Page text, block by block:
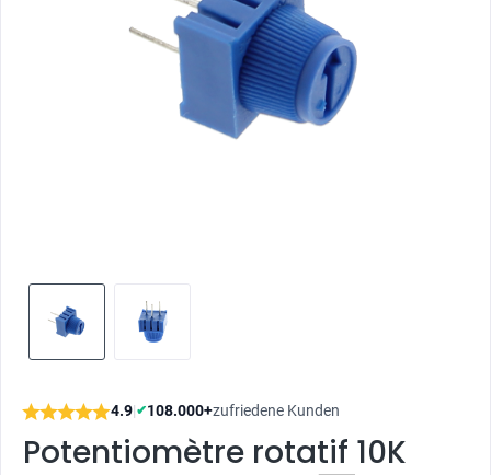
4.9|✔108.000+zufriedene Kunden
Potentiomètre rotatif 10K